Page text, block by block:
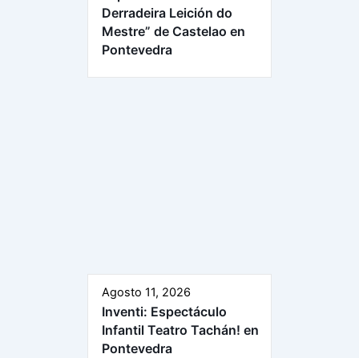
Derradeira Leición do
Mestre” de Castelao en
Pontevedra
Agosto 11, 2026
Inventi: Espectáculo
Infantil Teatro Tachán! en
Pontevedra